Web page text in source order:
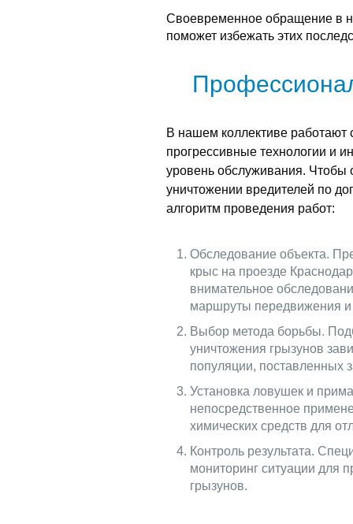
Своевременное обращение в
поможет избежать этих
В нашем коллективе
прогрессивные технологии и
уровень обслуживания. Чтобы
уничтожении вредителей по
алгоритм проведения работ:
Обследование объекта.
крыс на проезде
внимательное
маршруты передвижения и
Выбор метода борьбы.
уничтожения грызунов
популяции, поставленных
Установка ловушек и
непосредственное
химических средств для
Контроль результата.
мониторинг ситуации для
грызунов.